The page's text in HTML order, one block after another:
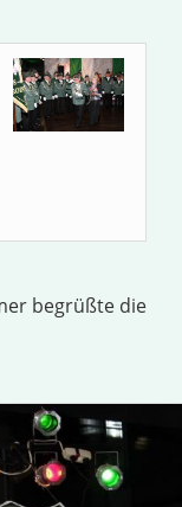
begrüßte die